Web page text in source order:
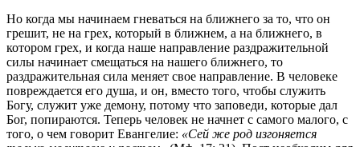
Но когда мы начинаем гневаться на ближнего за то, что он
грешит, не на грех, который в ближнем, а на ближнего, в
котором грех, и когда наше направление раздражительной
силы начинает смещаться на нашего ближнего, то
раздражительная сила меняет свое направление. В человеке
повреждается его душа, и он, вместо того, чтобы служить
Богу, служит уже демону, потому что заповеди, которые дал
Бог, попираются. Теперь человек не начнет с самого малого, с
того, о чем говорит Евангелие: «Сей же род изгоняется